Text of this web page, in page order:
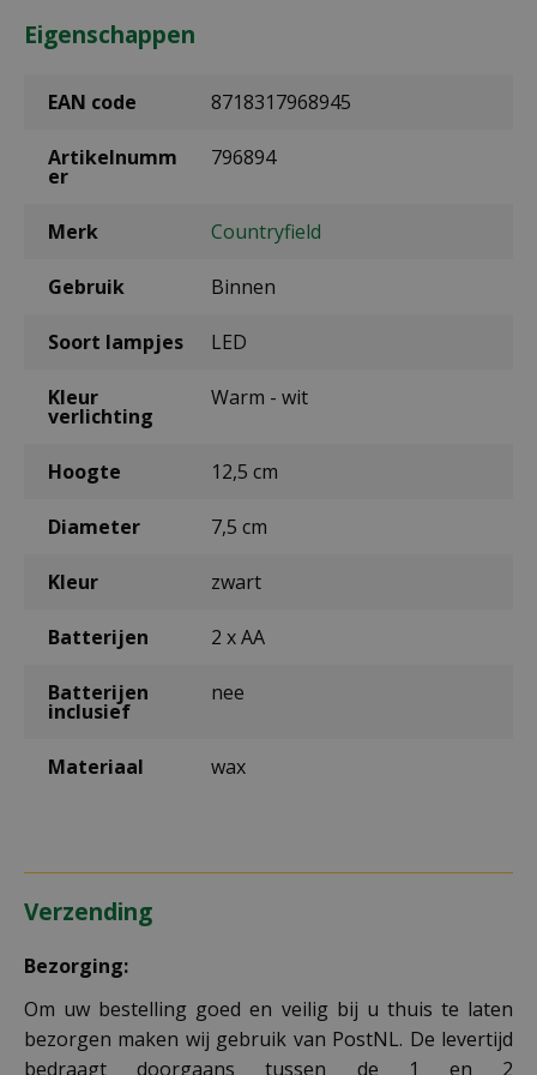
Eigenschappen
EAN code 8718317968945
Artikelnumm
er
796894
Merk Countryfield
Gebruik Binnen
Soort lampjes LED
Kleur
verlichting
Warm - wit
Hoogte 12,5 cm
Diameter 7,5 cm
Kleur zwart
Batterijen 2 x AA
Batterijen
inclusief
nee
Materiaal wax
Verzending
Bezorging:
Om uw bestelling goed en veilig bij u thuis te laten
bezorgen maken wij gebruik van PostNL. De levertijd
bedraagt doorgaans tussen de 1 en 2